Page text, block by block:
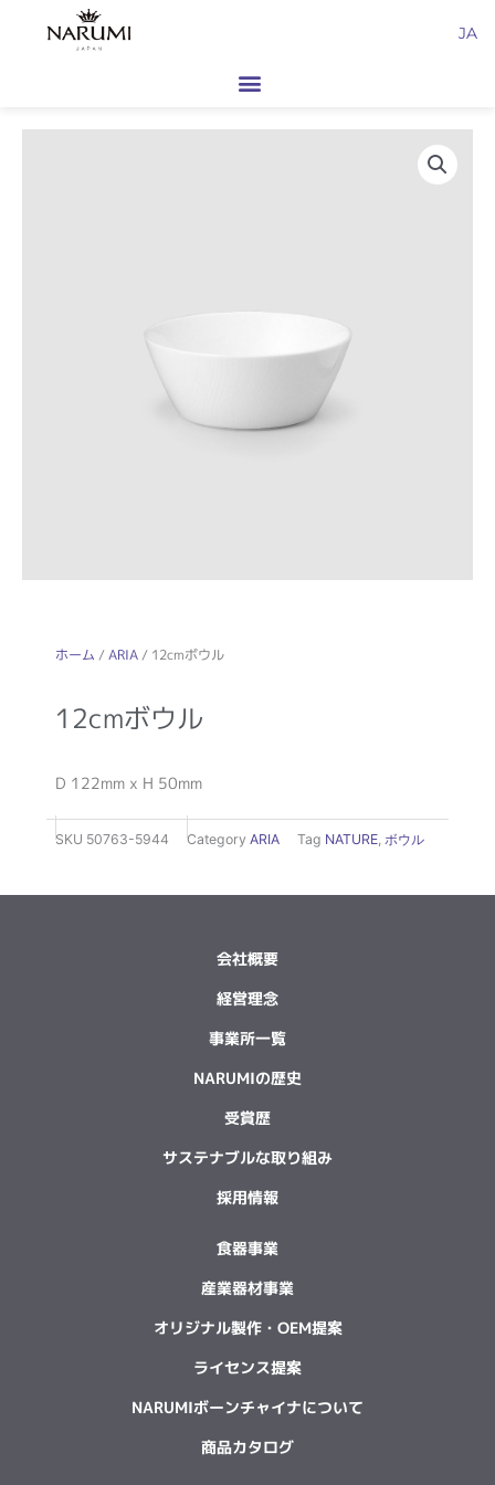
JA
ホーム /ARIA/ 12cmボウル
12cmボウル
D 122mm x H 50mm
SKU 50763-5944 Category ARIA Tag NATURE ボウル
会社概要
経営理念
事業所一覧
NARUMIの歴史
受賞歴
サステナブルな取り組み
採用情報
食器事業
産業器材事業
オリジナル製作・OEM提案
ライセンス提案
NARUMIボーンチャイナについて
商品カタログ